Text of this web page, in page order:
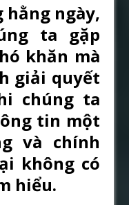
hằng ngày,
ta gặp
khăn mà
giải quyết
chúng ta
tin một
và chính
không có
hiểu.